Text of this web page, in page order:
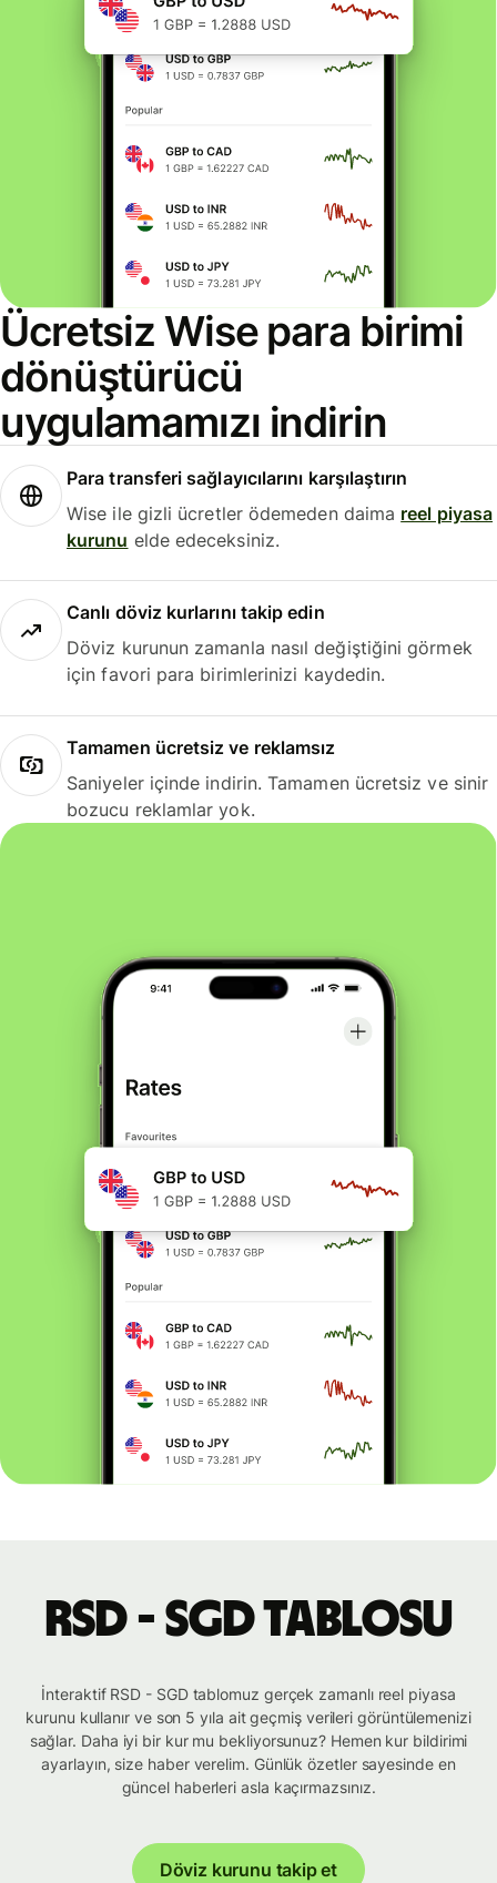
Ücretsiz Wise para birimi
dönüştürücü
uygulamamızı indirin
Para transferi sağlayıcılarını karşılaştırın
Wise ile gizli ücretler ödemeden daima reel piyasa
kurunu elde edeceksiniz.
Canlı döviz kurlarını takip edin
Döviz kurunun zamanla nasıl değiştiğini görmek
için favori para birimlerinizi kaydedin.
Tamamen ücretsiz ve reklamsız
Saniyeler içinde indirin. Tamamen ücretsiz ve sinir
bozucu reklamlar yok.
RSD - SGD tablosu
İnteraktif RSD - SGD tablomuz gerçek zamanlı reel piyasa
kurunu kullanır ve son 5 yıla ait geçmiş verileri görüntülemenizi
sağlar. Daha iyi bir kur mu bekliyorsunuz? Hemen kur bildirimi
ayarlayın, size haber verelim. Günlük özetler sayesinde en
güncel haberleri asla kaçırmazsınız.
Döviz kurunu takip et